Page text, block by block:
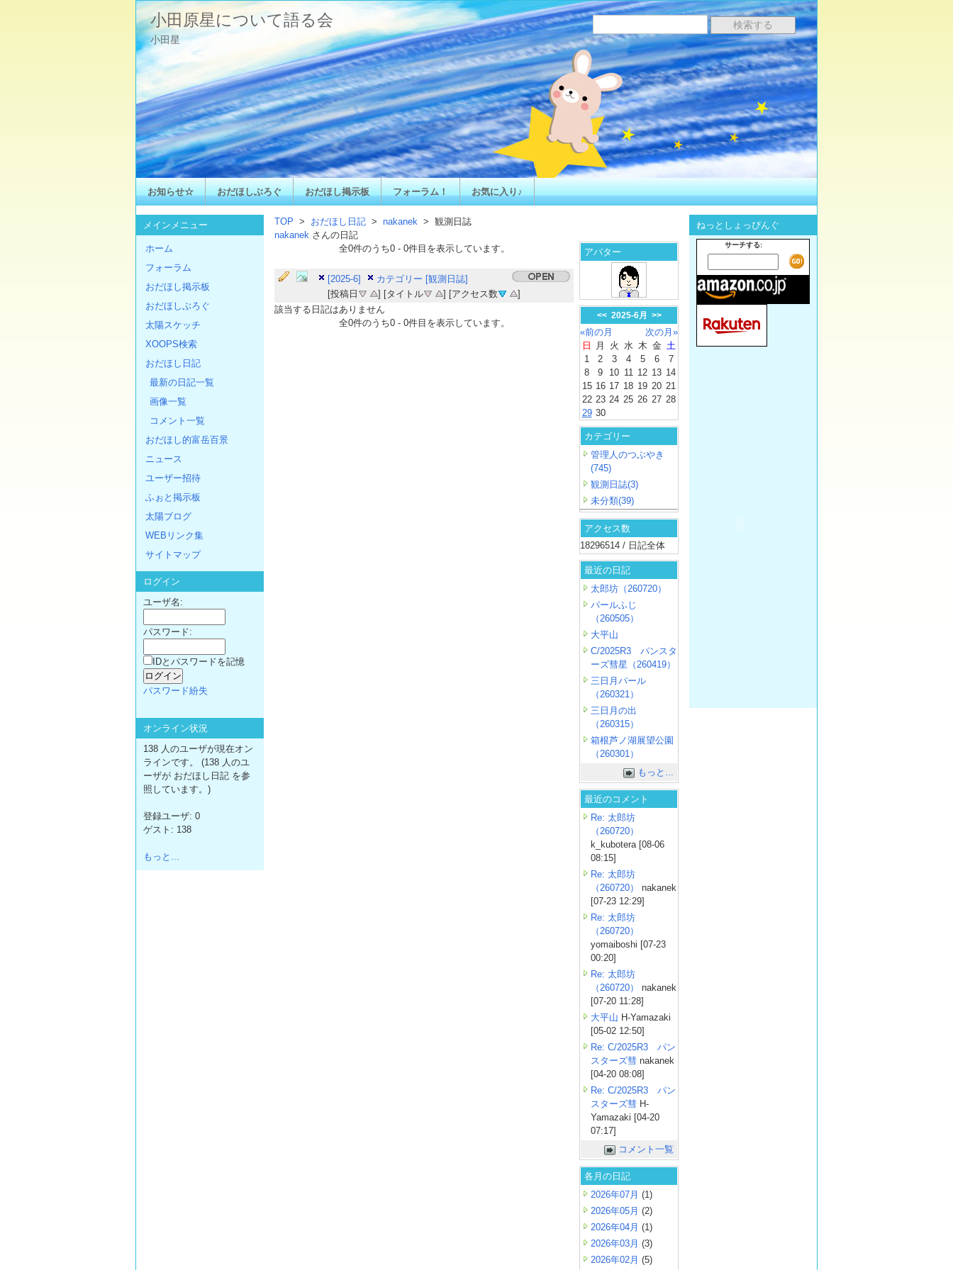
小田原星について語る会
小田星
お知らせ☆ おだほしぶろぐ おだほし掲示板 フォーラム！ お気に入り♪
TOP > おだほし日記 > nakanek > 観測日誌
nakanek さんの日記
全0件のうち0- 0件目を表示しています。
[2025-6]
カテゴリー [観測日誌]
[投稿日
] [タイトル ] [アクセス数
]
該当する日記はありません
全0件のうち0- 0件目を表示しています。
アバター
<< 2025-6月 >>
«前の月
次の月»
日
月 火 水 木 金 土
1
2 3 4 5 6
7
8
9 10 11 12 13 14
15 16 17 18 19 20 21
22 23 24 25 26 27 28
29 30
カテゴリー
管理人のつぶやき
(745)
観測日誌(3)
未分類(39)
アクセス数
18296514 / 日記全体
最近の日記
太郎坊（260720）
パールふじ
（260505）
大平山
C/2025R3 パンスタ
ーズ彗星（260419）
三日月パール
（260321）
三日月の出
（260315）
箱根芦ノ湖展望公園
（260301）
もっと...
最近のコメント
Re: 太郎坊
（260720）
k_kubotera [08-06
08:15]
Re: 太郎坊
（260720）
nakanek
[07-23 12:29]
Re: 太郎坊
（260720）
yomaiboshi [07-23
00:20]
Re: 太郎坊
（260720）
nakanek
[07-20 11:28]
大平山 H-Yamazaki
[05-02 12:50]
Re: C/2025R3 パン
スターズ彗 nakanek
[04-20 08:08]
Re: C/2025R3 パン
スターズ彗 H-
Yamazaki [04-20
07:17]
コメント一覧
各月の日記
2026年07月 (1)
2026年05月 (2)
2026年04月 (1)
2026年03月 (3)
2026年02月 (5)
メインメニュー
ホーム
フォーラム
おだほし掲示板
おだほしぶろぐ
太陽スケッチ
XOOPS検索
おだほし日記
最新の日記一覧
画像一覧
コメント一覧
おだほし的富岳百景
ニュース
ユーザー招待
ふぉと掲示板
太陽ブログ
WEBリンク集
サイトマップ
ログイン
ユーザ名:
パスワード:
IDとパスワードを記憶
パスワード紛失
オンライン状況
138 人のユーザが現在オン
ラインです。 (138 人のユ
ーザが おだほし日記 を参
照しています。)
登録ユーザ: 0
ゲスト: 138
もっと...
ねっとしょっぴんぐ
サーチする: